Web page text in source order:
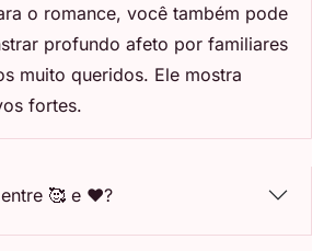
o romance, você também pode
profundo afeto por familiares
muito queridos. Ele mostra
fortes.
🥰 e ❤️?